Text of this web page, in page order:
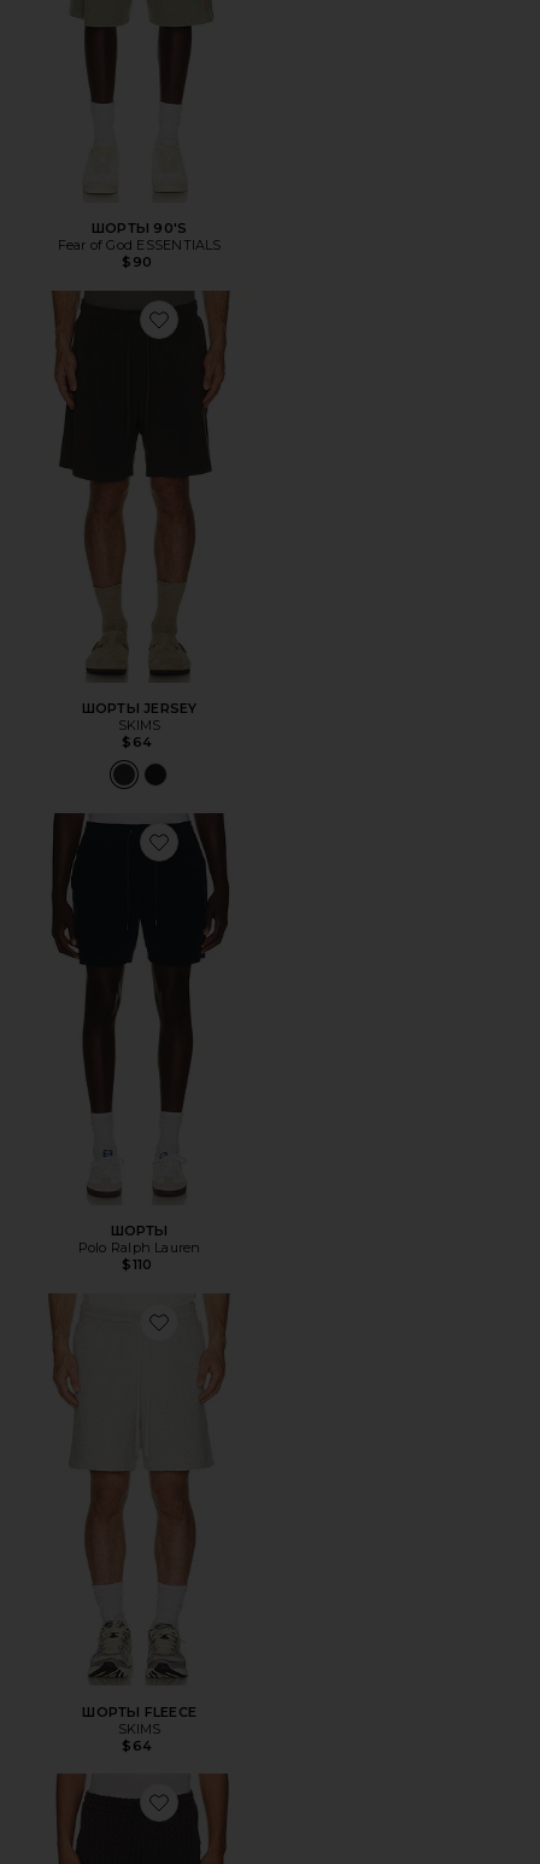
ШОРТЫ 90'S
Fear of God ESSENTIALS
$90
Favorite ШОРТЫ JERSEY
ШОРТЫ JERSEY
SKIMS
$64
Favorite ШОРТЫ
ШОРТЫ
Polo Ralph Lauren
$110
Favorite ШОРТЫ FLEECE
ШОРТЫ FLEECE
SKIMS
$64
Favorite ШОРТЫ